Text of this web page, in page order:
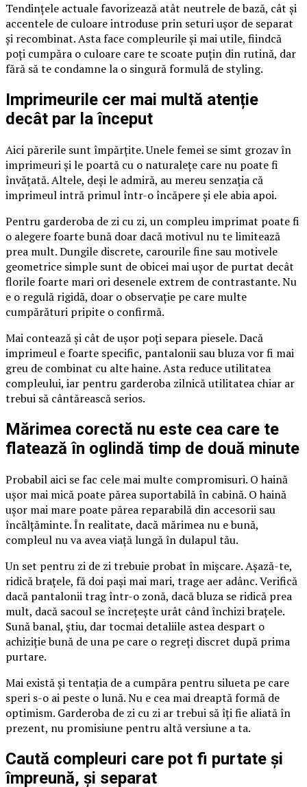
Tendințele actuale favorizează atât neutrele de bază, cât și
accentele de culoare introduse prin seturi ușor de separat
și recombinat. Asta face compleurile și mai utile, fiindcă
poți cumpăra o culoare care te scoate puțin din rutină, dar
fără să te condamne la o singură formulă de styling.
Imprimeurile cer mai multă atenție
decât par la început
Aici părerile sunt împărțite. Unele femei se simt grozav în
imprimeuri și le poartă cu o naturalețe care nu poate fi
învățată. Altele, deși le admiră, au mereu senzația că
imprimeul intră primul într-o încăpere și ele abia apoi.
Pentru garderoba de zi cu zi, un compleu imprimat poate fi
o alegere foarte bună doar dacă motivul nu te limitează
prea mult. Dungile discrete, carourile fine sau motivele
geometrice simple sunt de obicei mai ușor de purtat decât
florile foarte mari ori desenele extrem de contrastante. Nu
e o regulă rigidă, doar o observație pe care multe
cumpărături pripite o confirmă.
Mai contează și cât de ușor poți separa piesele. Dacă
imprimeul e foarte specific, pantalonii sau bluza vor fi mai
greu de combinat cu alte haine. Asta reduce utilitatea
compleului, iar pentru garderoba zilnică utilitatea chiar ar
trebui să cântărească serios.
Mărimea corectă nu este cea care te
flatează în oglindă timp de două minute
Probabil aici se fac cele mai multe compromisuri. O haină
ușor mai mică poate părea suportabilă în cabină. O haină
ușor mai mare poate părea reparabilă din accesorii sau
încălțăminte. În realitate, dacă mărimea nu e bună,
compleul nu va avea viață lungă în dulapul tău.
Un set pentru zi de zi trebuie probat în mișcare. Așază-te,
ridică brațele, fă doi pași mai mari, trage aer adânc. Verifică
dacă pantalonii trag într-o zonă, dacă bluza se ridică prea
mult, dacă sacoul se încrețește urât când închizi brațele.
Sună banal, știu, dar tocmai detaliile astea despart o
achiziție bună de una pe care o regreți discret după prima
purtare.
Mai există și tentația de a cumpăra pentru silueta pe care
speri s-o ai peste o lună. Nu e cea mai dreaptă formă de
optimism. Garderoba de zi cu zi ar trebui să îți fie aliată în
prezent, nu promisiune pentru altă versiune a ta.
Caută compleuri care pot fi purtate și
împreună, și separat